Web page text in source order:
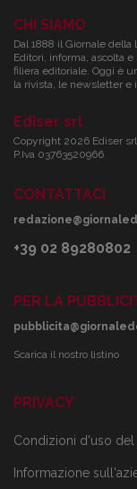
CHI SIAMO
Dal 1888 il Giornale della
Editori, informa, ascolta
filiera editoriale. Oggi è
la rivista, le newsletter e
Ediser srl
Copyright 2026 Ediser srl
P.Iva 03763520966
CONTATTACI
+39 02 89280802
PER LA
Scarica il nostro listino
PRIVACY
Condizioni d'uso del
Informazione